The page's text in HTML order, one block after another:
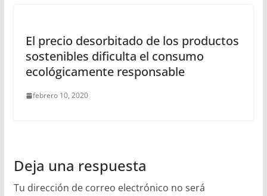
El precio desorbitado de los productos
sostenibles dificulta el consumo
ecológicamente responsable
febrero 10, 2020
Deja una respuesta
Tu dirección de correo electrónico no será